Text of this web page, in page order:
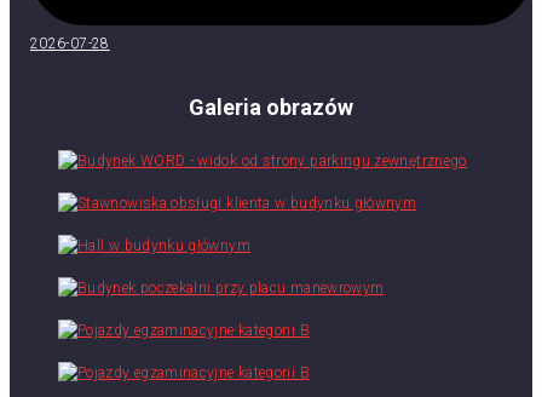
2026-07-28
Galeria obrazów